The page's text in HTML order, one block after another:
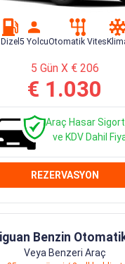
Dizel 5 YolcuOtomatik Vites
5 Gün X € 206
€ 1.030
Araç Hasar
ve KDV Dahil
REZERVASYON
Benzin
Veya Benzeri Araç